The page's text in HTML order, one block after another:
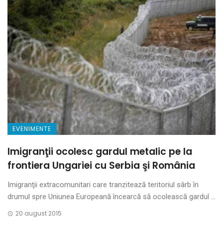
EVENIMENTE
Imigranţii ocolesc gardul metalic pe la
frontiera Ungariei cu Serbia şi România
Imigranţii extracomunitari care tranzitează teritoriul sârb în
drumul spre Uniunea Europeană încearcă să ocolească gardul ...
20 august 2015